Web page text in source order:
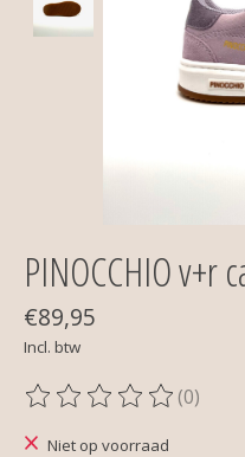
PINOCCHIO v+r
€89,95
Incl. btw
De beoordeling van dit
(0)
Niet op voorraad